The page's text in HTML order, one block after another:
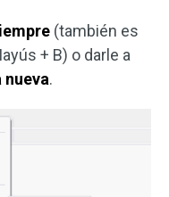
(también es
+ B) o darle a
nueva.